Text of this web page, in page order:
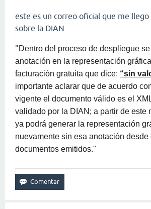
este es un correo oficial que me llego
sobre la DIAN
"Dentro del proceso de despliegue
anotación en la representación
facturación gratuita que dice: “sin
importante aclarar que de acuerdo
vigente el documento válido es el
validado por la DIAN; a partir de este
ya podrá generar la representación
nuevamente sin esa anotación desde
documentos emitidos."